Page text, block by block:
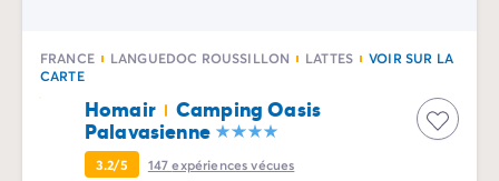
FRANCE LANGUEDOC ROUSSILLON LATTES
VOIR SUR LA
CARTE
Homair
Camping Oasis
Palavasienne
3.2/5 147expériences vécues